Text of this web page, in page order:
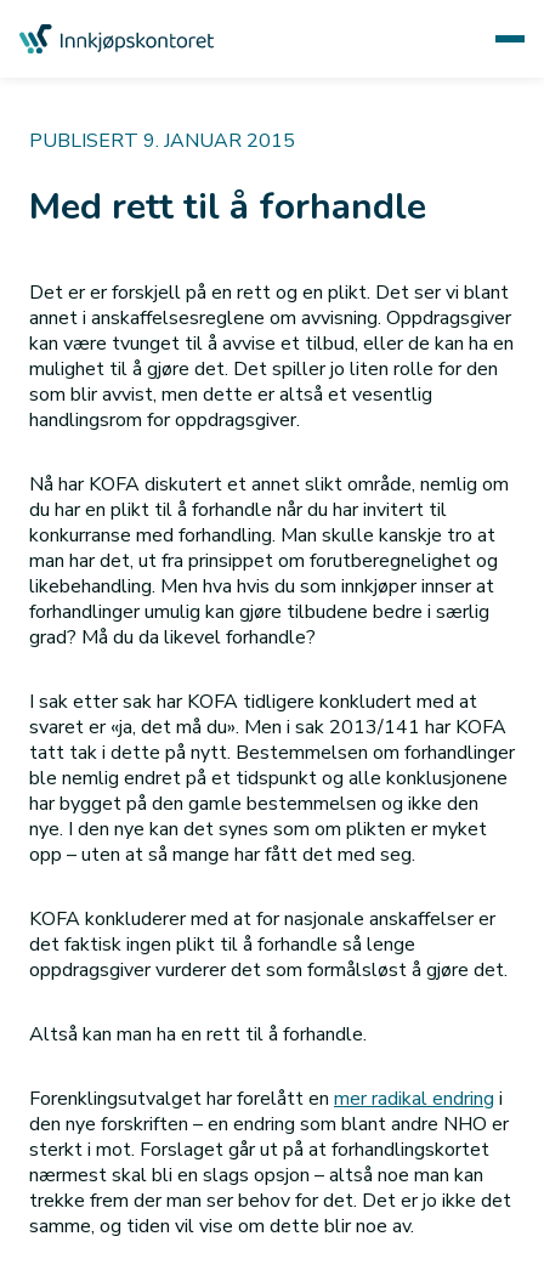
PUBLISERT 9. JANUAR 2015
Med rett til å forhandle
Det er er forskjell på en rett og en plikt. Det ser vi blant
annet i anskaffelsesreglene om avvisning. Oppdragsgiver
kan være tvunget til å avvise et tilbud, eller de kan ha en
mulighet til å gjøre det. Det spiller jo liten rolle for den
som blir avvist, men dette er altså et vesentlig
handlingsrom for oppdragsgiver.
Nå har KOFA diskutert et annet slikt område, nemlig om
du har en plikt til å forhandle når du har invitert til
konkurranse med forhandling. Man skulle kanskje tro at
man har det, ut fra prinsippet om forutberegnelighet og
likebehandling. Men hva hvis du som innkjøper innser at
forhandlinger umulig kan gjøre tilbudene bedre i særlig
grad? Må du da likevel forhandle?
I sak etter sak har KOFA tidligere konkludert med at
svaret er «ja, det må du». Men i sak 2013/141 har KOFA
tatt tak i dette på nytt. Bestemmelsen om forhandlinger
ble nemlig endret på et tidspunkt og alle konklusjonene
har bygget på den gamle bestemmelsen og ikke den
nye. I den nye kan det synes som om plikten er myket
opp – uten at så mange har fått det med seg.
KOFA konkluderer med at for nasjonale anskaffelser er
det faktisk ingen plikt til å forhandle så lenge
oppdragsgiver vurderer det som formålsløst å gjøre det.
Altså kan man ha en rett til å forhandle.
Forenklingsutvalget har forelått en mer radikal endring i
den nye forskriften – en endring som blant andre NHO er
sterkt i mot. Forslaget går ut på at forhandlingskortet
nærmest skal bli en slags opsjon – altså noe man kan
trekke frem der man ser behov for det. Det er jo ikke det
samme, og tiden vil vise om dette blir noe av.